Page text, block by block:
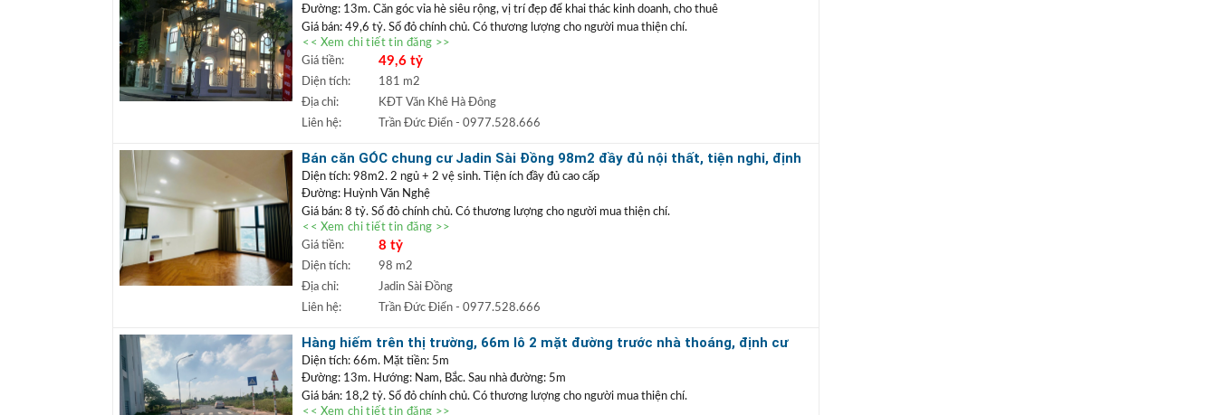
Đường: 13m. Căn góc vỉa hè siêu rộng, vị trí đẹp để khai thác kinh doanh, cho thuê
Giá bán: 49,6 tỷ. Sổ đỏ chính chủ. Có thương lượng cho người mua thiện chí.
Căn biệt thự góc nằm trong khu đô thị Văn Khê
uất, có thể khai thác làm trụ sở công ty hoặc vừa ở vừa kinh doanh. Không gian xanh,
gần trung tâm thương mại Aeomall, viện 103, hạ tầng đã đồng bộ, kết nối giao thông
tốt.
+++ Liên hệ xem đấtGỌI NGAY:0977 528 666
Lâm.
+ Bất động sản TRẦN PHÚ: Nhận mua bán ký gửi nhà đất, hỗ trợ thủ tục pháp lý, vay vốn
ngân hàng lãi suất thấp.
<< Xem chi tiết tin đăng >>
Giá tiền:
49,6 tỷ
Diện tích:
181 m2
Địa chỉ:
KĐT Văn Khê Hà Đông
Liên hệ:
Trần Đức Điển- 0977.528.666
Bán căn GÓC chung cư Jadin Sài Đồng 98m2 đầy đủ nội thất, tiện nghi, định
cư được ngay
Diện tích: 98m2. 2 ngủ + 2 vệ sinh. Tiện ích đầy đủ cao cấp
Đường: Huỳnh Văn Nghệ
Giá bán: 8 tỷ. Sổ đỏ chính chủ. Có thương lượng cho người mua thiện chí.
Căn chung cư tòa G1 Jadin Sài Đồng,
tiện ích an sinh đầy đủ, trường học song ngữ, chợ bán kính chỉ 200m. Rất phù hợp
mua định cư lâu dài hoặc cho thuê dòng tiền hàng tháng.
+++ Liên hệ xem đấtGỌI NGAY
+TRẦN ĐỨC ĐIỂN:Chuyên bất động sản
+ Bất động sản TRẦN PHÚ: Nhận mua bán ký gửi nhà đất, hỗ trợ thủ tục pháp lý, vay vốn
ngân hàng lãi suất thấp.
<< Xem chi tiết tin đăng >>
Giá tiền:
8 tỷ
Diện tích:
98 m2
Địa chỉ:
Jadin Sài Đồng
Liên hệ:
Trần Đức Điển- 0977.528.666
Hàng hiếm trên thị trường, 66m lô 2 mặt đường trước nhà thoáng, định cư
hoặc làm văn phòng rất đẹp
Diện tích: 66m. Mặt tiền: 5m
Đường: 13m. Hướng: Nam, Bắc. Sau nhà đường: 5m
Giá bán: 18,2 tỷ. Sổ đỏ chính chủ. Có thương lượng cho người mua thiện chí.
<< Xem chi tiết tin đăng >>